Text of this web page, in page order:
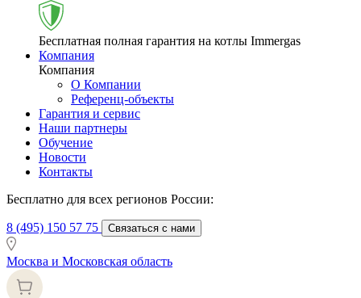
Бесплатная полная гарантия на котлы Immergas
Компания
Компания
О Компании
Референц-объекты
Гарантия и сервис
Наши партнеры
Обучение
Новости
Контакты
Бесплатно для всех регионов России:
8 (495) 150 57 75 Связаться с нами
Москва и Московская область